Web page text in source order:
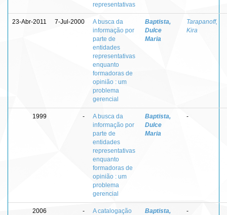
representativas
23-Abr-2011 7-Jul-2000
A busca da
informação por
parte de
entidades
representativas
enquanto
formadoras de
opinião : um
problema
gerencial
Baptista,
Dulce
Maria
Tarapanoff,
Kira
1999 -
A busca da
informação por
parte de
entidades
representativas
enquanto
formadoras de
opinião : um
problema
gerencial
Baptista,
Dulce
Maria
-
2006 -
A catalogação
Baptista,
-